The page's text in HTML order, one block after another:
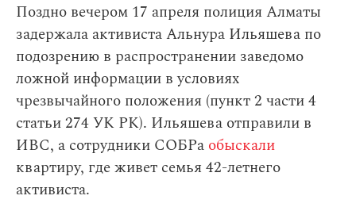
Поздно вечером 17 апреля полиция Алматы
задержала активиста Альнура Ильяшева по
подозрению в распространении заведомо
ложной информации в условиях
чрезвычайного положения (пункт 2 части 4
статьи 274 УК РК). Ильяшева отправили в
ИВС, а сотрудники СОБРа обыскали
квартиру, где живет семья 42-летнего
активиста.